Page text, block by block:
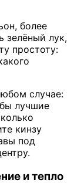
более
зелёный лук,
простоту:
случае:
лучшие
кинзу
под
и тепло